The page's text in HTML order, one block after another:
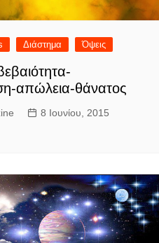
Διάστημα Όψεις
απώλεια-θάνατος
8 Ιουνίου, 2015